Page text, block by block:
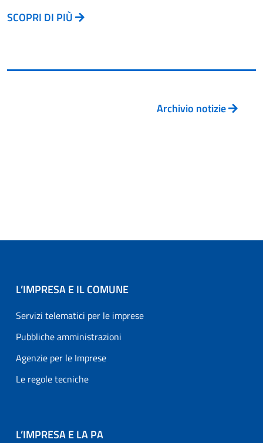
SCOPRI DI PIÙ
Archivio notizie
L’IMPRESA E IL COMUNE
Servizi telematici per le imprese
Pubbliche amministrazioni
Agenzie per le Imprese
Le regole tecniche
L’IMPRESA E LA PA